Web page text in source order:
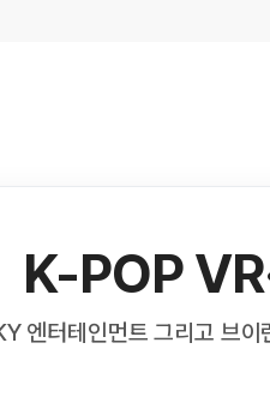
K-POP
엔터테인먼트 그리고 브